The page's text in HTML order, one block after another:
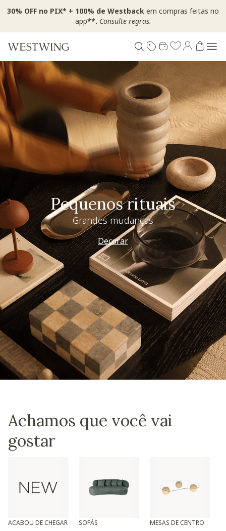
30% OFF no PIX* + 100% de Westback em compras feitas no
app**. Consulte regras.
Pequenos rituais
Grandes mudanças
Decorar
Achamos que você vai
gostar
ACABOU DE CHEGAR SOFÁS MESAS DE CENTRO